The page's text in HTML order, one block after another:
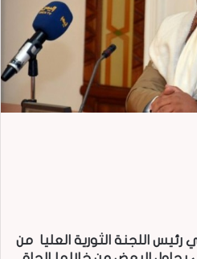
اللجنة الثورية العليا من